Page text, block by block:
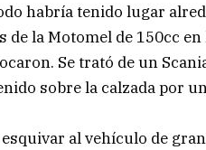
habría tenido lugar
la Motomel de 150cc
Se trató de un
sobre la calzada por
al vehículo de